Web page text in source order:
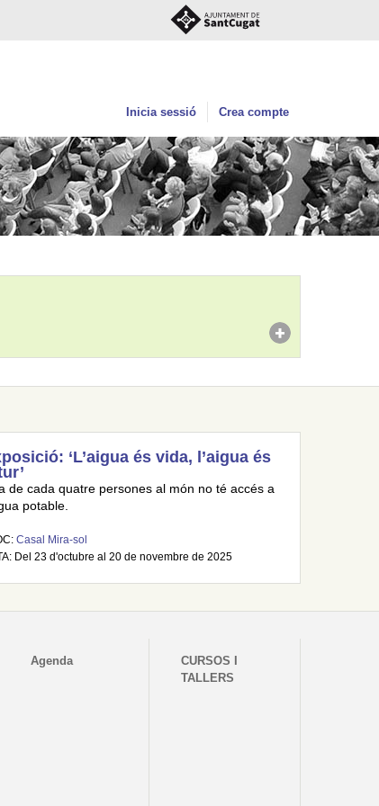
Inicia sessió Crea compte
‘L’aigua és vida, l’aigua és
de cada quatre persones al món no té accés a
potable.
Casal Mira-sol
Del 23 d'octubre al 20 de novembre de 2025
Agenda
CURSOS I
TALLERS